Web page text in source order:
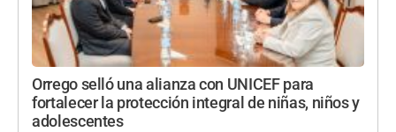
Orrego selló una alianza con UNICEF para
fortalecer la protección integral de niñas, niños y
adolescentes